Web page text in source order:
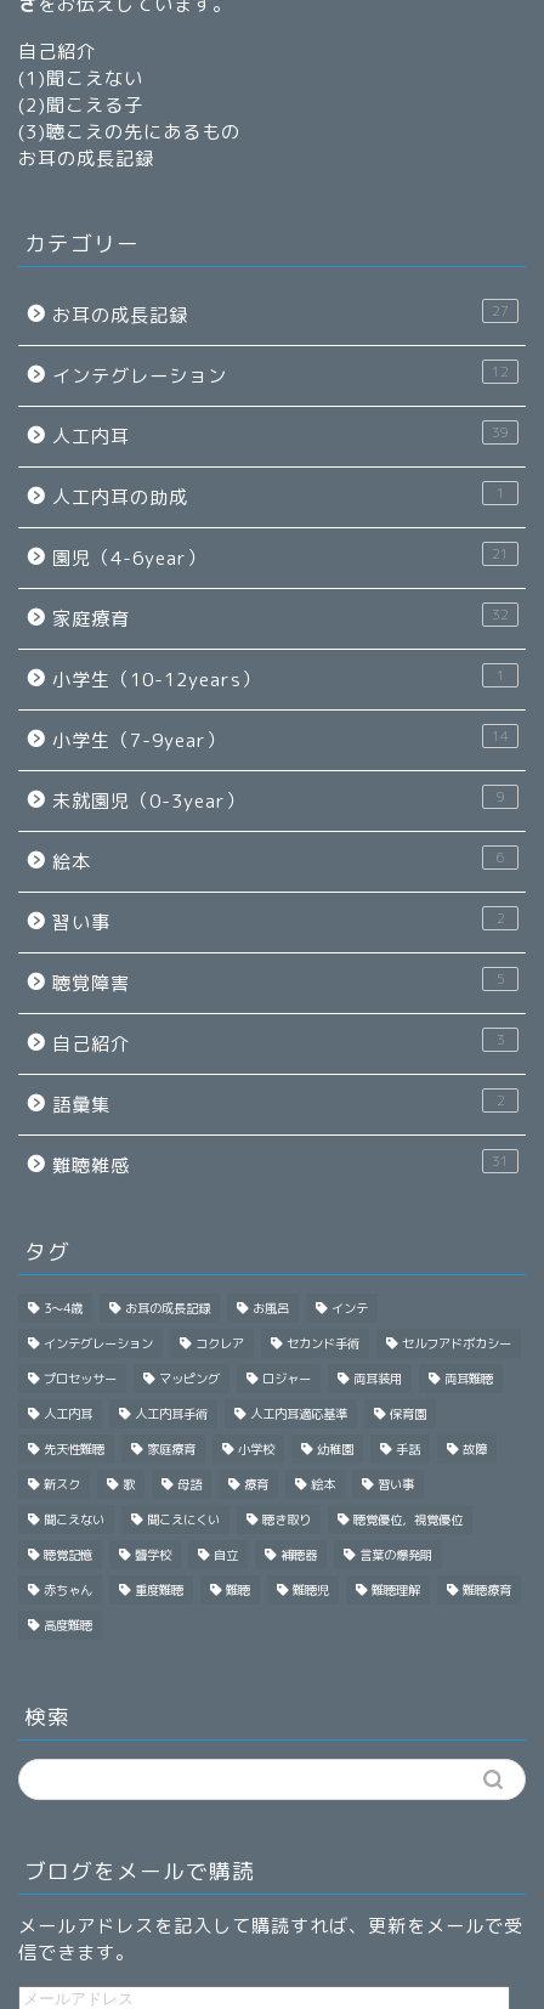
自己紹介
(1)聞こえない
(2)聞こえる子
(3)聴こえの先にあるもの
お耳の成長記録
カテゴリー
お耳の成長記録 27
インテグレーション 12
人工内耳 39
人工内耳の助成 1
園児（4-6year） 21
家庭療育 32
小学生（10-12years） 1
小学生（7-9year） 14
未就園児（0-3year） 9
絵本 6
習い事 2
聴覚障害 5
自己紹介 3
語彙集 2
難聴雑感 31
タグ
3～4歳 お耳の成長記録 お風呂 インテ
インテグレーション コクレア セカンド手術 セルフアドボカシー
プロセッサー マッピング ロジャー 両耳装用 両耳難聴
人工内耳 人工内耳手術 人工内耳適応基準 保育園
先天性難聴 家庭療育 小学校 幼稚園 手話 故障
新スク 歌 母語 療育 絵本 習い事
聞こえない 聞こえにくい 聴き取り 聴覚優位，視覚優位
聴覚記憶 聾学校 自立 補聴器 言葉の爆発期
赤ちゃん 重度難聴 難聴 難聴児 難聴理解 難聴療育
高度難聴
検索
ブログをメールで購読
メールアドレスを記入して購読すれば、更新をメールで受
信できます。
メ